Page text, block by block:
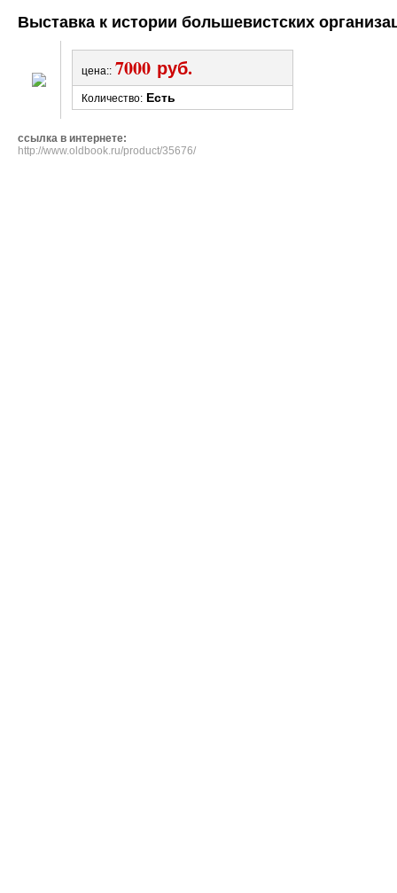
Выставка к истории большевистских
цена:: 7000 руб.
Количество: Есть
ссылка в интернете:
http://www.oldbook.ru/product/35676/